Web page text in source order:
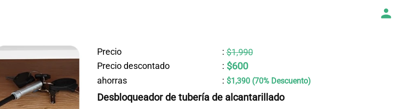
Precio : $1,990
Precio descontado
: $600
ahorras : $1,390 (70% Descuento)
Desbloqueador de tubería de alcantarillado